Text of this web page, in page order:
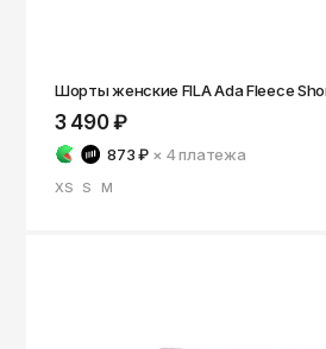
Шорты женские FILA Ada Fleece
3 490 ₽
873 ₽ × 4платежа
XS S M